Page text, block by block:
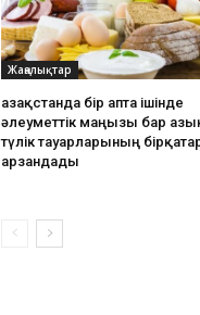
Жаңалықтар
Қазақстанда бір апта ішінде
әлеуметтік маңызы бар
түлік тауарларының
арзандады